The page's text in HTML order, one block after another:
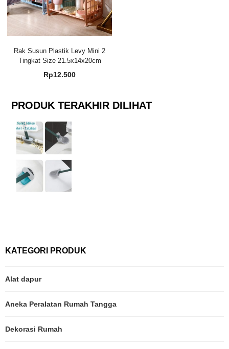
Rak Susun Plastik Levy Mini 2
Tingkat Size 21.5x14x20cm
Rp12.500
PRODUK TERAKHIR DILIHAT
KATEGORI PRODUK
Alat dapur
Aneka Peralatan Rumah Tangga
Dekorasi Rumah